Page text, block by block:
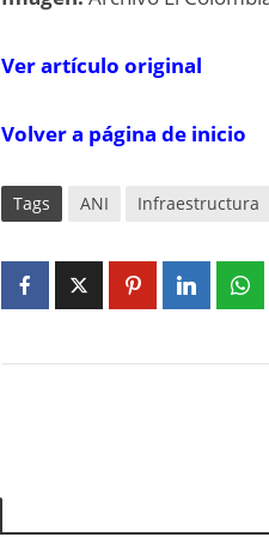
Ver artículooriginal
Volver a página de inicio
Tags ANI Infraestructura